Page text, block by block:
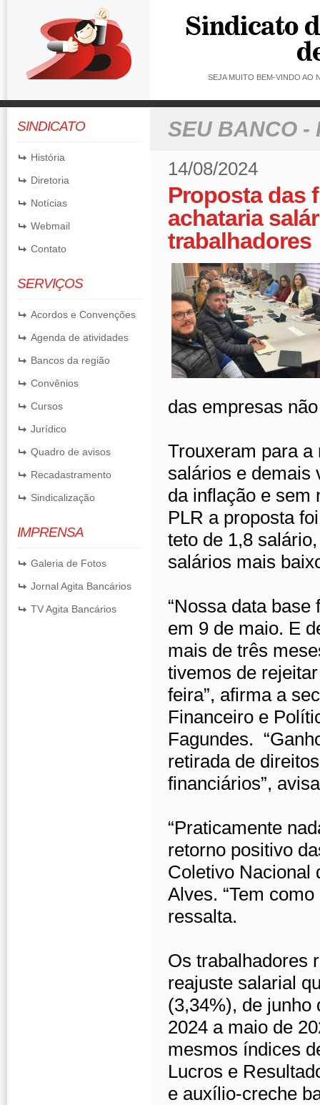
SEJA MUITO BEM-VINDO
SINDICATO
História
Diretoria
Notícias
Webmail
Contato
SERVIÇOS
Acordos e Convenções
Agenda de atividades
Bancos da região
Convênios
Cursos
Jurídico
Quadro de avisos
Recadastramento
Sindicalização
IMPRENSA
Galeria de Fotos
Jornal Agita Bancários
TV Agita Bancários
SEU BANCO -
14/08/2024
Proposta das
achataria
trabalhadores
das empresas
Trouxeram para a
salários e demais
da inflação e sem
PLR a proposta
teto de 1,8
salários mais
“Nossa data base
em 9 de maio. E
mais de três
tivemos de
feira”, afirma a
Financeiro e
Fagundes.
retirada de
financiários”,
“Praticamente
retorno positivo
Coletivo Nacional
Alves. “Tem
ressalta.
Os trabalhadores
reajuste salarial
(3,34%), de junho
2024 a maio de
mesmos índices
Lucros e
e auxílio-creche